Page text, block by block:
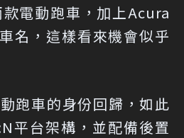
電動跑車，加上Acura
名，這樣看來機會似乎
跑車的身份回歸，如此
平台架構，並配備後置